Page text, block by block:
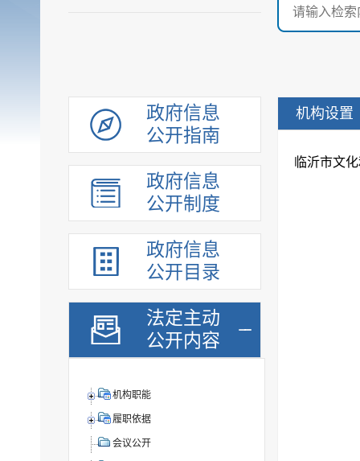
政府信息
公开指南
政府信息
公开制度
政府信息
公开目录
法定主动
公开内容
机构职能
履职依据
会议公开
机构设置
临沂市文